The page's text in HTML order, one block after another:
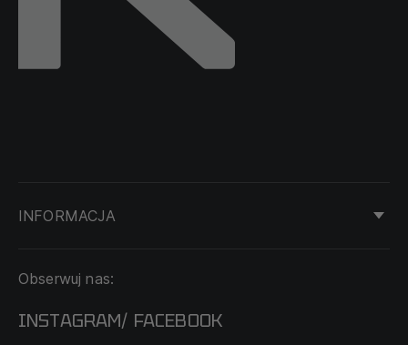
INFORMACJA
DOSTAWA I PŁATNOŚĆ
O NAS
Obserwuj nas:
INSTAGRAM/ FACEBOOK